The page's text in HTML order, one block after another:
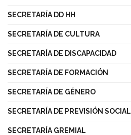
SECRETARÍA DD HH
SECRETARÍA DE CULTURA
SECRETARÍA DE DISCAPACIDAD
SECRETARÍA DE FORMACIÓN
SECRETARÍA DE GÉNERO
SECRETARÍA DE PREVISIÓN SOCIAL
SECRETARÍA GREMIAL